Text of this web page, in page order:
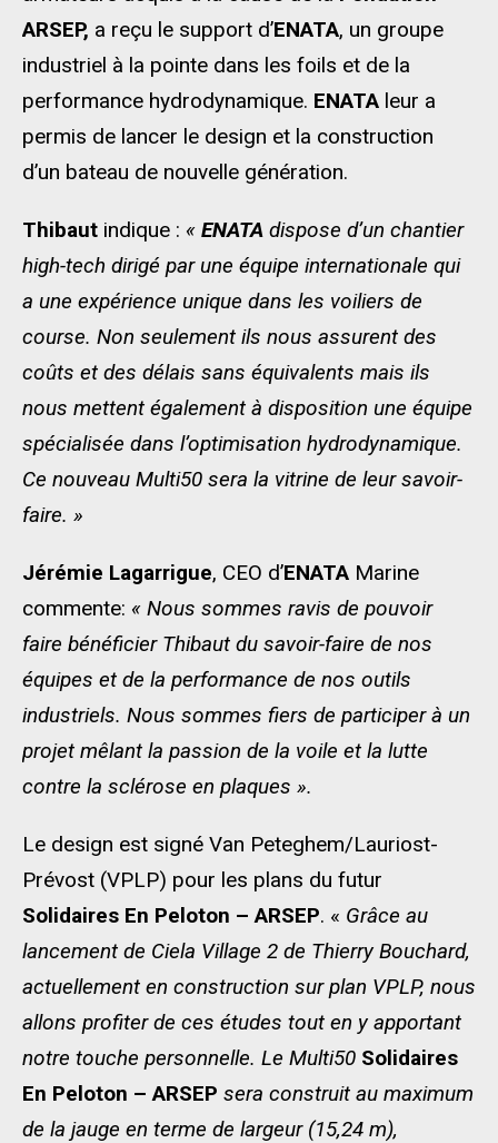
ARSEP, a reçu le support d’ENATA, un groupe
industriel à la pointe dans les foils et de la
performance hydrodynamique. ENATA leur a
permis de lancer le design et la construction
d’un bateau de nouvelle génération.
Thibaut indique : « ENATA dispose d’un chantier
high-tech dirigé par une équipe internationale qui
a une expérience unique dans les voiliers de
course. Non seulement ils nous assurent des
coûts et des délais sans équivalents mais ils
nous mettent également à disposition une équipe
spécialisée dans l’optimisation hydrodynamique.
Ce nouveau Multi50 sera la vitrine de leur savoir-
faire. »
Jérémie Lagarrigue, CEO d’ENATA Marine
commente: « Nous sommes ravis de pouvoir
faire bénéficier Thibaut du savoir-faire de nos
équipes et de la performance de nos outils
industriels. Nous sommes fiers de participer à un
projet mêlant la passion de la voile et la lutte
contre la sclérose en plaques ».
Le design est signé Van Peteghem/Lauriost-
Prévost (VPLP) pour les plans du futur
Solidaires En Peloton – ARSEP. « Grâce au
lancement de Ciela Village 2 de Thierry Bouchard,
actuellement en construction sur plan VPLP, nous
allons profiter de ces études tout en y apportant
notre touche personnelle. Le Multi50 Solidaires
En Peloton – ARSEP sera construit au maximum
de la jauge en terme de largeur (15,24 m),